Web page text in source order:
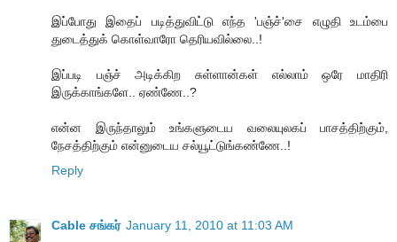
இப்போது இதைப் படித்துவிட்டு எந்த 'பஞ்ச்'சை எழுதி உடம்பை
துடைத்துக் கொள்வாரோ தெரியவில்லை..!
இப்படி பஞ்ச் அடிக்கிற சுள்ளான்கள் எல்லாம் ஒரே மாதிரி
இருக்காங்களே.. ஏண்ணே..?
என்ன இருந்தாலும் உங்களுடைய வலையுலகப் பாசத்திற்கும்,
நேசத்திற்கும் என்னுடைய சல்யூட்டுங்கண்ணே..!
Reply
Cable சங்கர் January 11, 2010 at 11:03 AM